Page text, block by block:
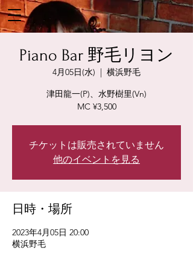
Piano Bar 野毛リヨン
4月05日(水)
  |
横浜野毛
津田龍一(P)、水野樹里(Vn)
MC ¥3,500
チケットは販売されていません
他のイベントを見る
日時・場所
2023年4月05日 20:00
横浜野毛